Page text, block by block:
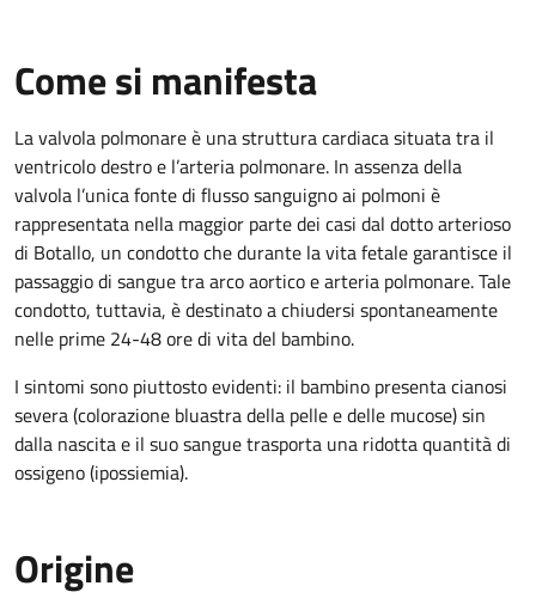
Come si manifesta
La valvola polmonare è una struttura cardiaca situata tra il
ventricolo destro e l’arteria polmonare. In assenza della
valvola l’unica fonte di flusso sanguigno ai polmoni è
rappresentata nella maggior parte dei casi dal dotto arterioso
di Botallo, un condotto che durante la vita fetale garantisce il
passaggio di sangue tra arco aortico e arteria polmonare. Tale
condotto, tuttavia, è destinato a chiudersi spontaneamente
nelle prime 24-48 ore di vita del bambino.
I sintomi sono piuttosto evidenti: il bambino presenta cianosi
severa (colorazione bluastra della pelle e delle mucose) sin
dalla nascita e il suo sangue trasporta una ridotta quantità di
ossigeno (ipossiemia).
Origine